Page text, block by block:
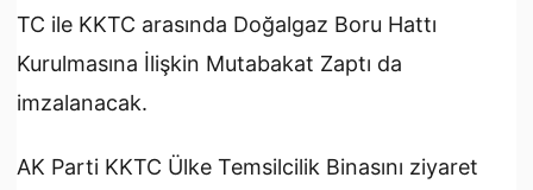
TC ile KKTC arasında Doğalgaz Boru Hattı
Kurulmasına İlişkin Mutabakat Zaptı da
imzalanacak.
AK Parti KKTC Ülke Temsilcilik Binasını ziyaret